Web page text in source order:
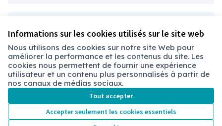
Informations sur les cookies utilisés sur le site web
Nous utilisons des cookies sur notre site Web pour
améliorer la performance et les contenus du site. Les
cookies nous permettent de fournir une expérience
utilisateur et un contenu plus personnalisés à partir de
nos canaux de médias sociaux.
Tout accepter
Accepter seulement les cookies essentiels
Conditions d'utilisation
Paramètres des cookies
Chambéry sur X
(Lien externe)
Chambéry sur Facebook
Chambéry sur Instagram
Licence
(Lien